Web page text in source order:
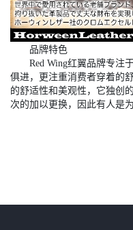
品牌特色
Red Wing红翼品牌专注于
俱进，更注重消费者穿着的
的舒适性和美观性，它独创
次的加以更换，因此有人是